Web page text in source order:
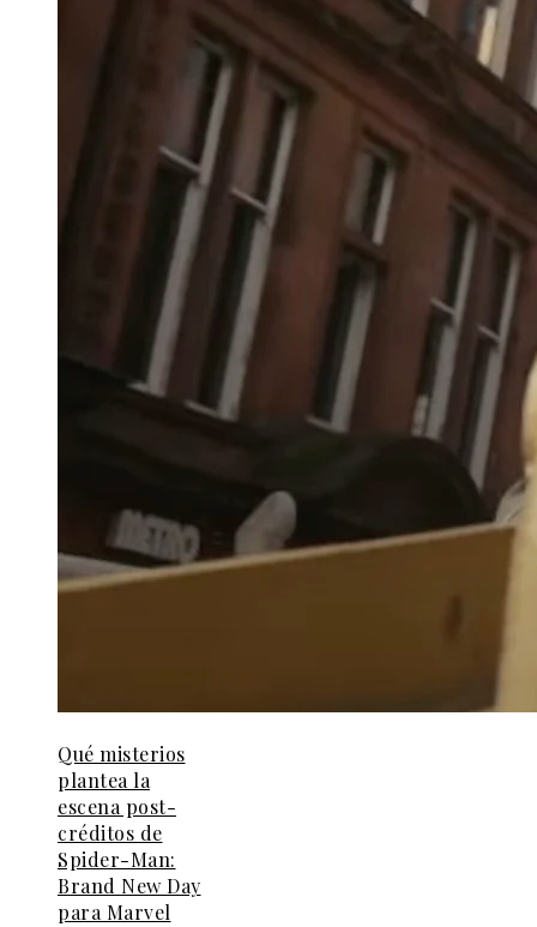
Qué misterios
plantea la
escena post-
créditos de
Spider-Man:
Brand New Day
para Marvel